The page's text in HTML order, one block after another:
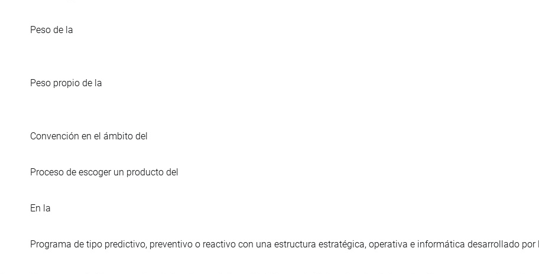
Peso de la
Peso propio de la
Convención en el ámbito del
Proceso de escoger un producto del
En la
Programa de tipo predictivo, preventivo o reactivo con una estructura estratégica, operativa e informática desarrollado